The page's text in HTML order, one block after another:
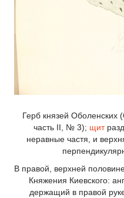
Герб князей Оболенских
часть II, № 3); щит
неравные частя, и
В правой, верхней
Княжения Киевского:
держащий в правой